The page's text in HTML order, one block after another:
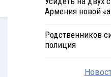
Армения новой
Родственников
полиция